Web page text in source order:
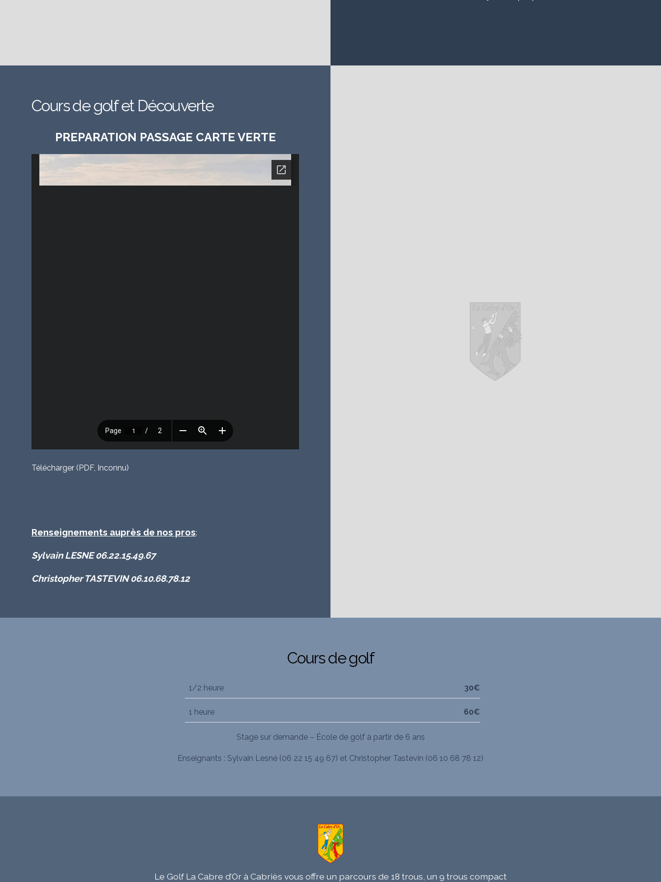
Cours de golf et Découverte
PREPARATION PASSAGE CARTE VERTE
Télécharger (PDF, Inconnu)
Renseignements auprès de nos pros:
Sylvain LESNE 06.22.15.49.67
Christopher TASTEVIN 06.10.68.78.12
Cours de golf
1/2 heure 30€
1 heure 60€
Stage sur demande – École de golf à partir de 6 ans
Enseignants : Sylvain Lesné (06 22 15 49 67) et Christopher Tastevin (06 10 68 78 12)
Le Golf La Cabre d’Or à Cabriès vous offre un parcours de 18 trous, un 9 trous compact